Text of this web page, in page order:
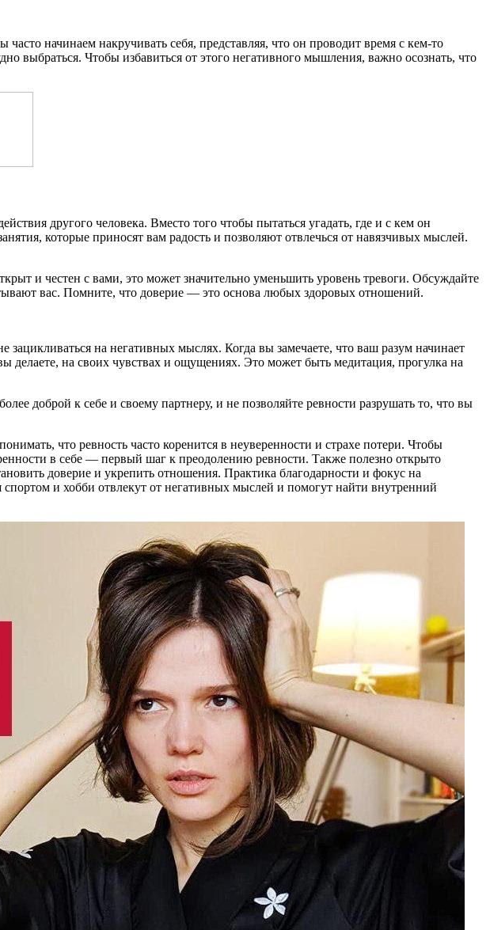
начинаем накручивать себя, представляя, что он проводит время с кем-то
выбраться. Чтобы избавиться от этого негативного мышления, важно осознать, что
другого человека. Вместо того чтобы пытаться угадать, где и с кем он
которые приносят вам радость и позволяют отвлечься от навязчивых мыслей.
и честен с вами, это может значительно уменьшить уровень тревоги. Обсуждайте
вас. Помните, что доверие — это основа любых здоровых отношений.
на негативных мыслях. Когда вы замечаете, что ваш разум начинает
делаете, на своих чувствах и ощущениях. Это может быть медитация, прогулка на
доброй к себе и своему партнеру, и не позволяйте ревности разрушать то, что вы
что ревность часто коренится в неуверенности и страхе потери. Чтобы
в себе — первый шаг к преодолению ревности. Также полезно открыто
доверие и укрепить отношения. Практика благодарности и фокус на
и хобби отвлекут от негативных мыслей и помогут найти внутренний